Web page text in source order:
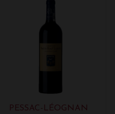
PESSAC-LÉOGNAN